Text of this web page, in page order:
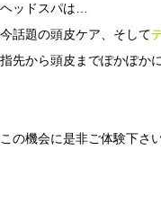
ヘッドスパは…
今話題の頭皮ケア、そして
指先から頭皮までぽかぽか
この機会に是非ご体験下さ